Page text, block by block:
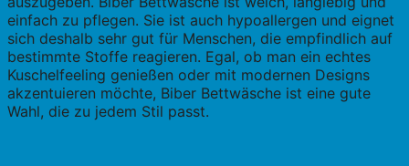
einfach zu pflegen. Sie ist auch hypoallergen und eignet
sich deshalb sehr gut für Menschen, die empfindlich auf
bestimmte Stoffe reagieren. Egal, ob man ein echtes
Kuschelfeeling genießen oder mit modernen Designs
akzentuieren möchte, Biber Bettwäsche ist eine gute
Wahl, die zu jedem Stil passt.